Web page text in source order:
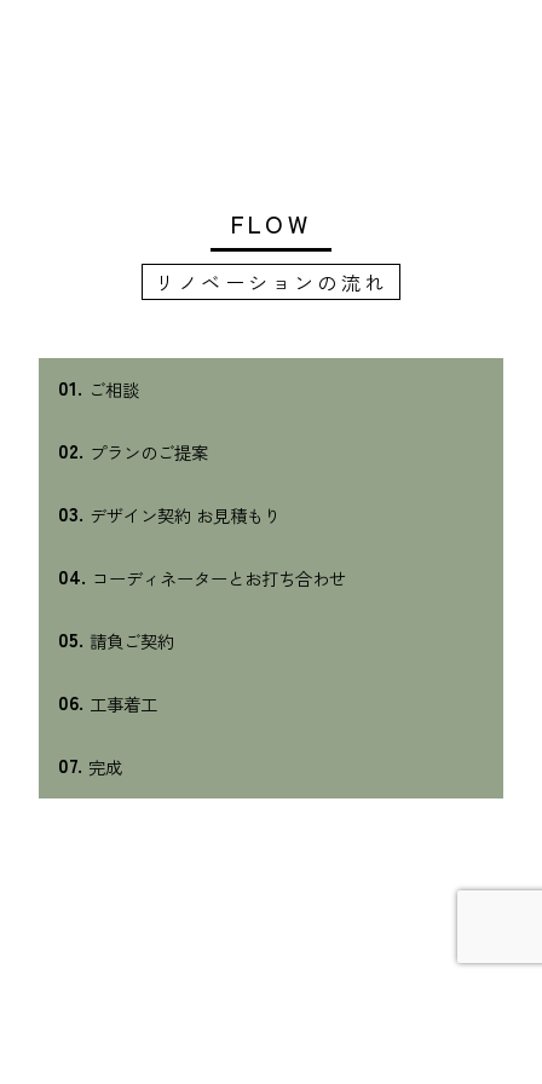
FLOW
リノベーションの流れ
01. ご相談
02.
03. デザイン契約 お見積もり
04.
05.
06.
07. 完成